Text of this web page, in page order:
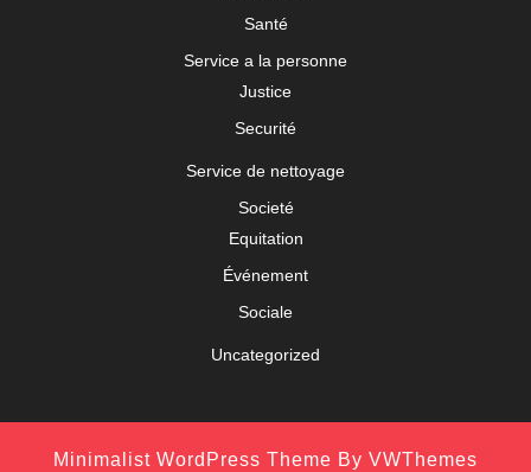
Santé
Service a la personne
Justice
Securité
Service de nettoyage
Societé
Equitation
Événement
Sociale
Uncategorized
Minimalist WordPress Theme By VWThemes